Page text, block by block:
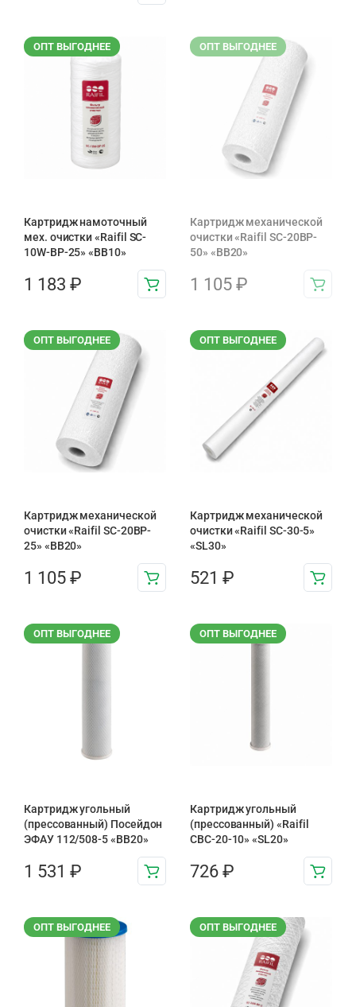
ОПТ ВЫГОДНЕЕ
Картридж намоточный
мех. очистки «Raifil SC-
10W-BP-25» «BB10»
1 183 ₽
ОПТ ВЫГОДНЕЕ
Картридж механической
очистки «Raifil SC-20BP-
50» «BB20»
1 105 ₽
ОПТ ВЫГОДНЕЕ
Картридж механической
очистки «Raifil SC-20BP-
25» «BB20»
1 105 ₽
ОПТ ВЫГОДНЕЕ
Картридж механической
очистки «Raifil SC-30-5»
«SL30»
521 ₽
ОПТ ВЫГОДНЕЕ
Картридж угольный
(прессованный) Посейдон
ЭФАУ 112/508-5 «BB20»
1 531 ₽
ОПТ ВЫГОДНЕЕ
Картридж угольный
(прессованный) «Raifil
CBC-20-10» «SL20»
726 ₽
ОПТ ВЫГОДНЕЕ ОПТ ВЫГОДНЕЕ